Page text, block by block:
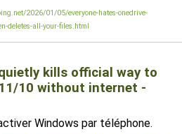
2026/01/05/everyone-hates-onedrive-
deletes-all-your-files.html
kills official way to
10 without internet -
Windows par téléphone.